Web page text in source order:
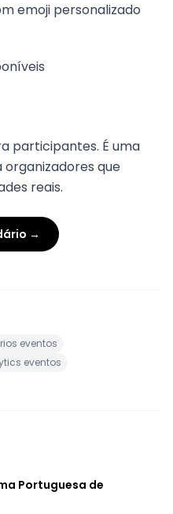
emoji personalizado
participantes. É uma
que
reais.
→
eventos
eventos
Portuguesa de